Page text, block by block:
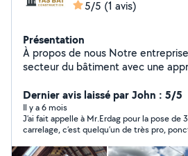
5/5 (1 avis)
Présentation
À propos de nous Notre
secteur du bâtiment avec une
proposons des solutions
construction et de rénovation, en
du client au cœur de notre travail. Nos services
Construction clé en main Rénovation et rénovation
intérieure Travaux de façade intérieure et extérieure
Dernier avis laissé par John : 5/5
Il y a 6 mois
J’ai fait appelle à Mr.Erdag pour la pose de
carrelage, c’est quelqu’un de très pro,